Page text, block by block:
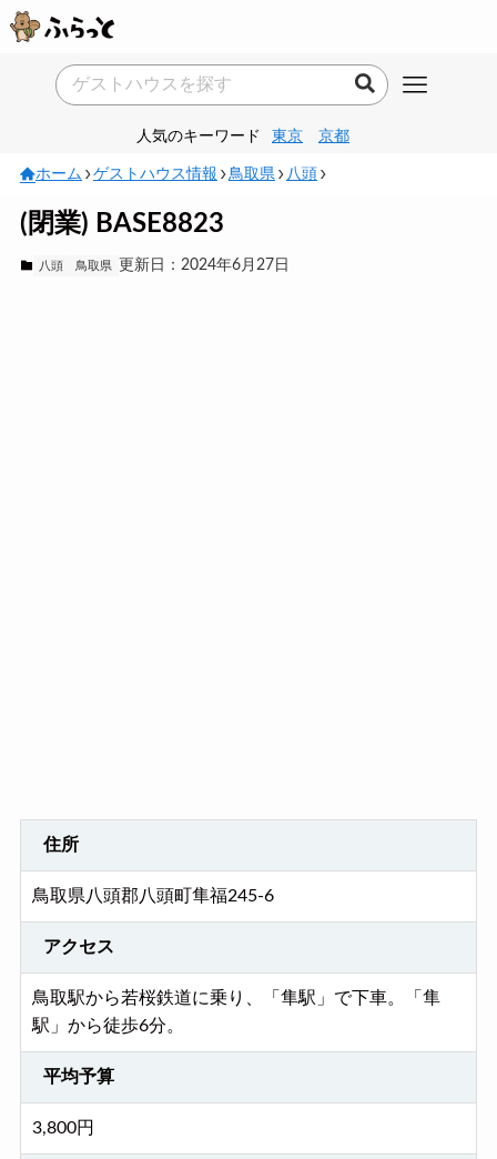
人気のキーワード 東京 京都
ホーム ゲストハウス情報 鳥取県 八頭
(閉業) BASE8823
八頭 鳥取県 更新日：2024年6月27日
住所
鳥取県八頭郡八頭町隼福245-6
アクセス
鳥取駅から若桜鉄道に乗り、「隼駅」で下車。「隼
駅」から徒歩6分。
平均予算
3,800円